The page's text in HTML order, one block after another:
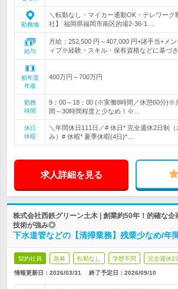
勤務地
＼転勤なし・マイカー通勤OK・テレワーク
社】 福岡県福岡市南区的場2-36-1…
給与
月給：252,500 円～407,000 円+諸手当+メ
ィブ※経験・スキル・保有資格などに基づ
初年度
年収
400万円～700万円
勤務
時間
9：00～18：00 (※実働8時間／休憩60分)※
間～30時間程度と少なめ！※…
休日
休暇
＼年間休日111日／# 休日* 完全週休2日制
み）# 休暇* 夏季休暇(4日)*…
求人詳細を見る
株式会社西鉄グリーン土木 | 創業約50年！的確な企
技術が強み◎
下水道管などの【清掃業務】残業少なめ/年
契約社員 急募 転勤なし 学歴不問 完全週休2
情報更新日：2026/03/31 終了予定日： 2026/09/10